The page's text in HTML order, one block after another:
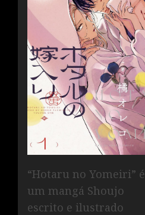
“Hotaru no Yomeiri” é
um mangá Shoujo
escrito e ilustrado